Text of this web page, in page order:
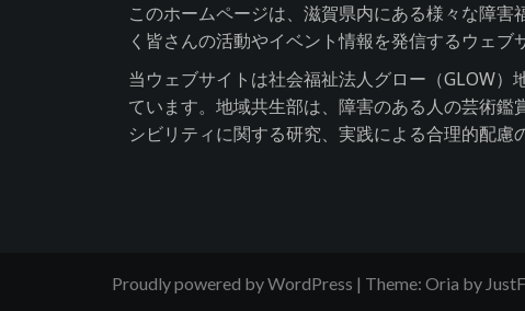
このホームページは、滋賀県内にある様々な障害
く皆さんの活動やイベント情報を発信するウェブ
当ウェブサイトは社会福祉法人グロー（GLOW）
ています。地域共生部は、障害のある人の芸術鑑
シビリティに関する研究、実践による合理的配慮
Proudly powered by WordPress | Theme: Oria by